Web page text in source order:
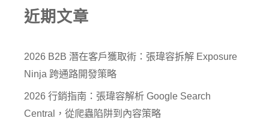
近期文章
2026 B2B 潛在客戶獲取術：張瑋容拆解 Exposure
Ninja 跨通路開發策略
2026 行銷指南：張瑋容解析 Google Search
Central，從爬蟲陷阱到內容策略